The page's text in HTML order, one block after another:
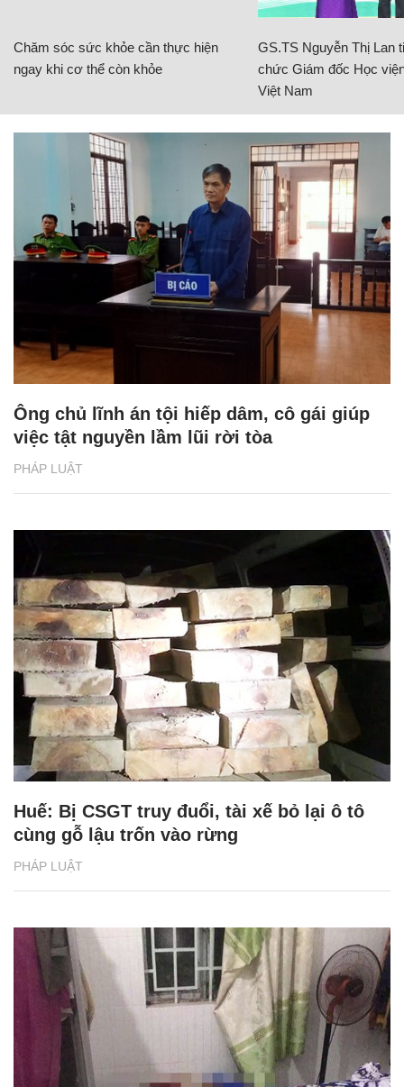
Chăm sóc sức khỏe cần thực hiện
ngay khi cơ thể còn khỏe
GS.TS Nguyễn Thị Lan
chức Giám đốc Học
Việt Nam
PHÁP LUẬT
Ông chủ lĩnh án tội hiếp dâm, cô gái giúp
việc tật nguyền lầm lũi rời tòa
PHÁP LUẬT
Huế: Bị CSGT truy đuổi, tài xế bỏ lại ô tô
cùng gỗ lậu trốn vào rừng